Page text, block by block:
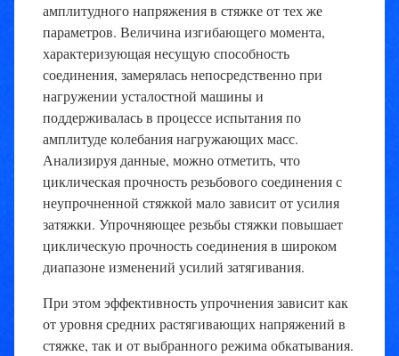
амплитудного напряжения в стяжке от тех же
параметров. Величина изгибающего момента,
характеризующая несущую способность
соединения, замерялась непосредственно при
нагружении усталостной машины и
поддерживалась в процессе испытания по
амплитуде колебания нагружающих масс.
Анализируя данные, можно отметить, что
циклическая прочность резьбового соединения с
неупрочненной стяжкой мало зависит от усилия
затяжки. Упрочняющее резьбы стяжки повышает
циклическую прочность соединения в широком
диапазоне изменений усилий затягивания.
При этом эффективность упрочнения зависит как
от уровня средних растягивающих напряжений в
стяжке, так и от выбранного режима обкатывания.